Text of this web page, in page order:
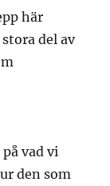
här
del av
vad vi
den som